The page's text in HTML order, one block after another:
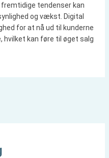
tendenser kan
og vækst. Digital
for at nå ud til kunderne
kan føre til øget salg